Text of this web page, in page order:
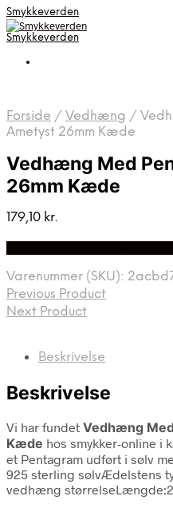
Smykkeverden
Smykkeverden
Forside / Vedhæng /
Ametyst 26mm Kæde
Vedhæng Med
26mm Kæde
179,10 kr.
Varenummer (SKU):
Previous Product
Next Product
Beskrivelse
Beskrivelse
Vi har fundet Vedhæng
Kæde hos smykker-online i
et Pentagram udført i sølv
925 sterling sølvÆdelstens
vedhæng